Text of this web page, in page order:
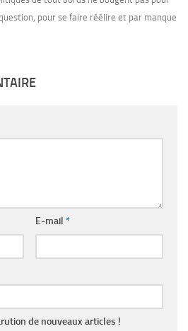
pour se faire réélire et par manque
E-mail *
de nouveaux articles !